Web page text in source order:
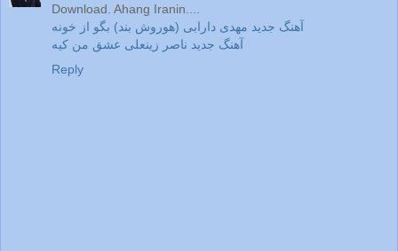
Download. Ahang Iranin....
آهنگ جدید مهدی دارابی (هوروش بند) بگو از خونه
آهنگ جدید ناصر زینعلی عشق من کیه
Reply